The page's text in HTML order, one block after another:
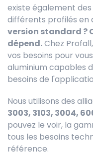
existe également
différents profilés en
version standard ?
dépend.Chez
vos besoins pour
aluminium capables
besoins de
Nous utilisons des
3003, 3103, 3004,
pouvez le voir, la
tous les besoins
référence.